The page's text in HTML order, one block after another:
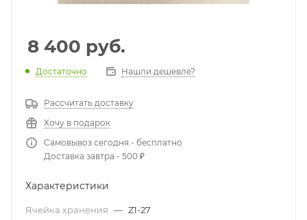
8 400 руб.
Достаточно Нашли дешевле?
Рассчитать доставку
Хочу в подарок
Самовывоз сегодня - бесплатно
Доставка завтра - 500 ₽
Характеристики
Ячейка хранения — Z1-27